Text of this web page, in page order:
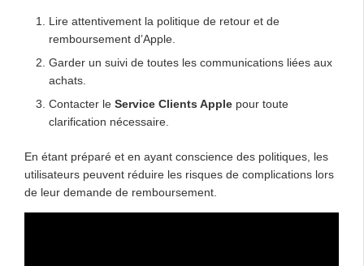
Lire attentivement la politique de retour et de
remboursement d’Apple.
Garder un suivi de toutes les communications liées aux
achats.
Contacter le Service Clients Apple pour toute
clarification nécessaire.
En étant préparé et en ayant conscience des politiques, les
utilisateurs peuvent réduire les risques de complications lors
de leur demande de remboursement.